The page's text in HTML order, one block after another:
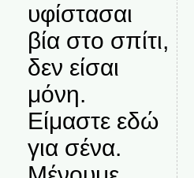
υφίστασαι
βία στο σπίτι,
δεν είσαι
μόνη.
Είμαστε εδώ
για σένα.